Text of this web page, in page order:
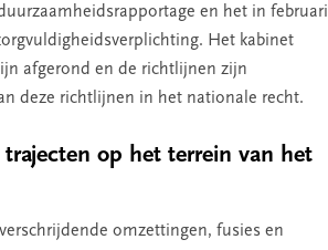
en het in februari
Het kabinet
afgerond en de richtlijnen zijn
deze richtlijnen in het nationale recht.
op het terrein van het
omzettingen, fusies en